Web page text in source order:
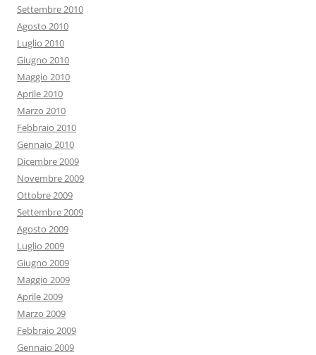
Settembre 2010
Agosto 2010
Luglio 2010
Giugno 2010
Maggio 2010
Aprile 2010
Marzo 2010
Febbraio 2010
Gennaio 2010
Dicembre 2009
Novembre 2009
Ottobre 2009
Settembre 2009
Agosto 2009
Luglio 2009
Giugno 2009
Maggio 2009
Aprile 2009
Marzo 2009
Febbraio 2009
Gennaio 2009